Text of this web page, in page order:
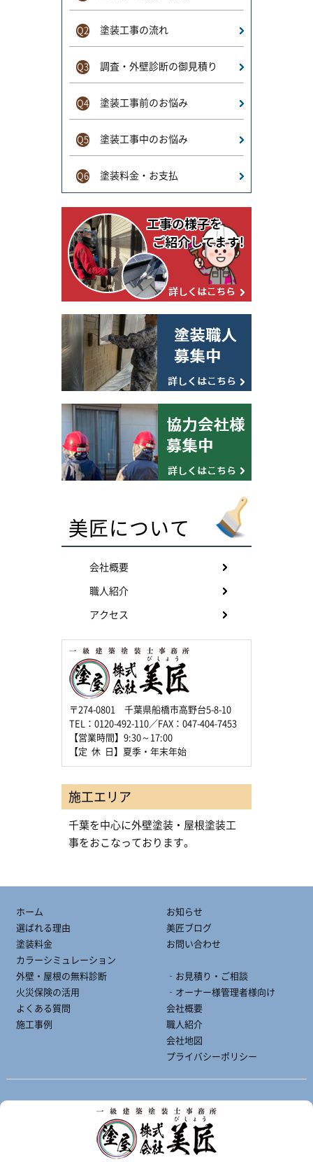
Q2 塗装工事の流れ
Q3 調査・外壁診断の御見積り
Q4 塗装工事前のお悩み
Q5 塗装工事中のお悩み
Q6 塗装料金・お支払
美匠について
会社概要
職人紹介
アクセス
〒274-0801 千葉県船橋市高野台5-8-10
TEL：0120-492-110／FAX：047-404-7453
【営業時間】9:30～17:00
【定 休 日】夏季・年末年始
施工エリア
千葉を中心に外壁塗装・屋根塗装工
事をおこなっております。
ホーム
選ばれる理由
塗装料金
カラーシミュレーション
外壁・屋根の無料診断
火災保険の活用
よくある質問
施工事例
お知らせ
美匠ブログ
お問い合わせ
‐お見積り・ご相談
‐オーナー様管理者様向け
会社概要
職人紹介
会社地図
プライバシーポリシー